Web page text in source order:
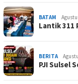
BATAM
Lantik 311
BERITA
PJI Sulsel